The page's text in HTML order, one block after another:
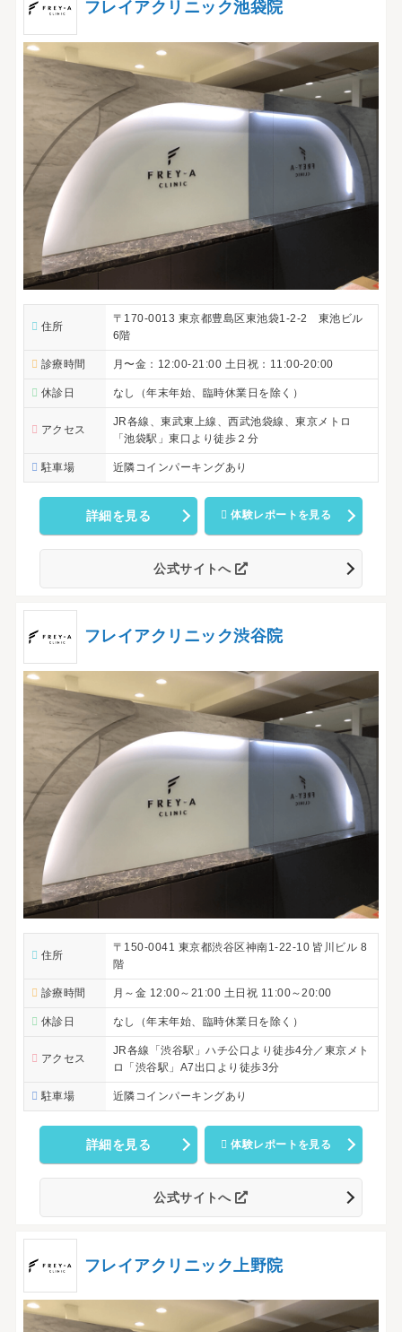
フレイアクリニック池袋院
住所
〒170-0013 東京都豊島区東池袋1-2-2 東池ビル
6階
診療時間 月〜金：12:00-21:00 土日祝：11:00-20:00
休診日 なし（年末年始、臨時休業日を除く）
アクセス
JR各線、東武東上線、西武池袋線、東京メトロ
「池袋駅」東口より徒歩２分
駐車場 近隣コインパーキングあり
詳細を見る 体験レポートを見る
公式サイトへ
フレイアクリニック渋谷院
住所
〒150-0041 東京都渋谷区神南1-22-10 皆川ビル 8
階
診療時間 月～金 12:00～21:00 土日祝 11:00～20:00
休診日 なし（年末年始、臨時休業日を除く）
アクセス
JR各線「渋谷駅」ハチ公口より徒歩4分／東京メト
ロ「渋谷駅」A7出口より徒歩3分
駐車場 近隣コインパーキングあり
詳細を見る 体験レポートを見る
公式サイトへ
フレイアクリニック上野院